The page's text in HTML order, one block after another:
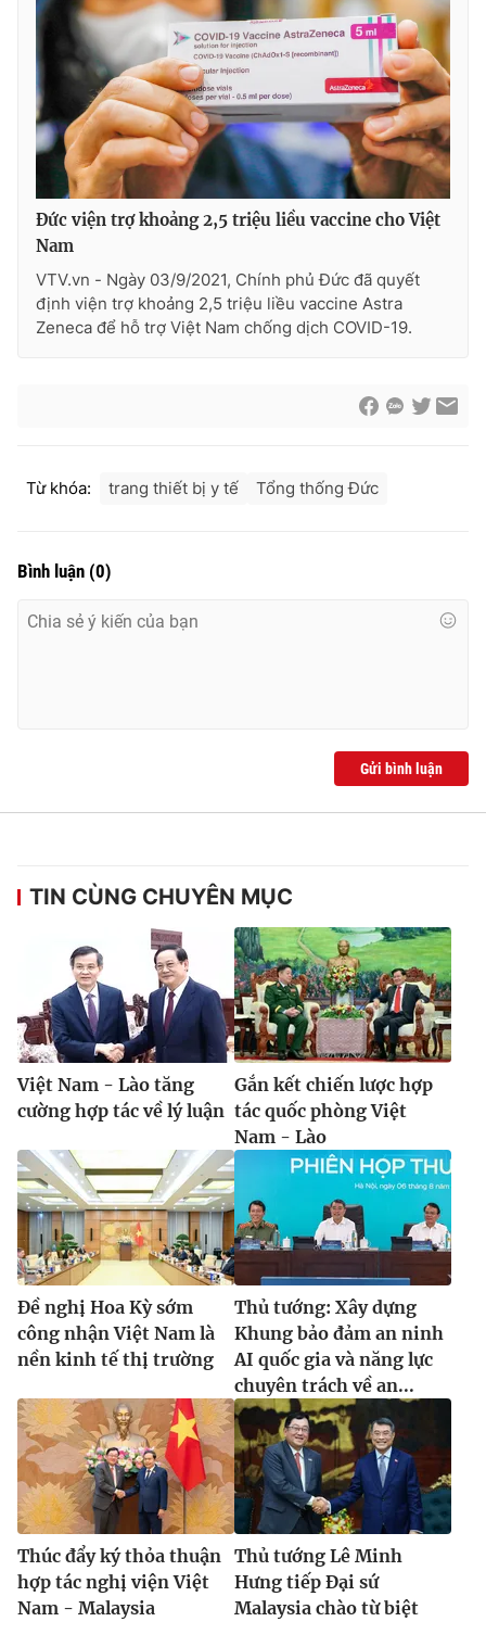
Cơ quan báo chí:
Thời báo VTV
Giấy phép hoạt động báo in và báo điện tử số 483/GP-BTTTT
cấp ngày 29/12/2023
Tổng Biên tập:Vũ Thanh Thủy
Phó Tổng Biên tập:Nguyễn Thị Mỹ Hạnh, Phạm Quốc Thắng,
Nguyễn Trọng Ninh
Tổng đài VTV:024.38 355 931 - 024.38 355 932
Ðiện thoại Thời báo VTV:024.66 897 897
Email:toasoan@vtv.vn
Liên hệ quảng cáo:024-7300.7108
thuận bằng văn bản. Ghi rõ nguồn VTV.vn khi phát hành lại
thông tin từ website này.
Đức viện trợ khoảng 2,5 triệu liều vaccine cho Việt
Nam
VTV.vn - Ngày 03/9/2021, Chính phủ Đức đã quyết
định viện trợ khoảng 2,5 triệu liều vaccine Astra
Zeneca để hỗ trợ Việt Nam chống dịch COVID-19.
Từ khóa: trang thiết bị y tế Tổng thống Đức
Bình luận (0)
Gửi bình luận
TIN CÙNG CHUYÊN MỤC
Việt Nam - Lào tăng
cường hợp tác về lý luận
Gắn kết chiến lược hợp
tác quốc phòng Việt
Nam - Lào
Đề nghị Hoa Kỳ sớm
công nhận Việt Nam là
nền kinh tế thị trường
Thủ tướng: Xây dựng
Khung bảo đảm an ninh
AI quốc gia và năng lực
chuyên trách về an...
Thúc đẩy ký thỏa thuận
hợp tác nghị viện Việt
Nam - Malaysia
Thủ tướng Lê Minh
Hưng tiếp Đại sứ
Malaysia chào từ biệt